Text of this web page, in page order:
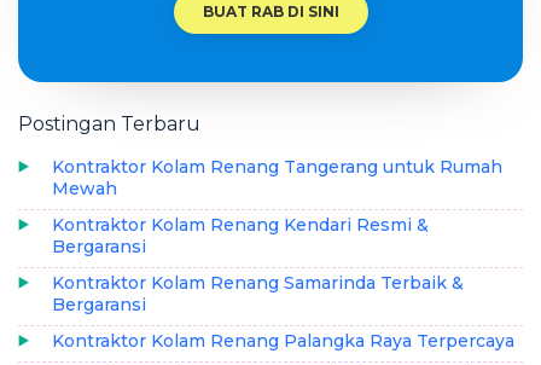
BUAT RAB DI SINI
Postingan Terbaru
Kontraktor Kolam Renang Tangerang untuk Rumah
Mewah
Kontraktor Kolam Renang Kendari Resmi &
Bergaransi
Kontraktor Kolam Renang Samarinda Terbaik &
Bergaransi
Kontraktor Kolam Renang Palangka Raya Terpercaya